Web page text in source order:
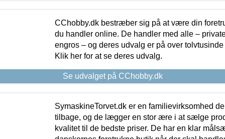
CChobby.dk bestræber sig på at være din
du handler online. De handler med alle –
engros – og deres udvalg er på over
Klik her for at se deres udvalg.
Se udvalget på CChobby.dk
SymaskineTorvet.dk er en familievirksomhed
tilbage, og de lægger en stor ære i at sælge
kvalitet til de bedste priser. De har en klar